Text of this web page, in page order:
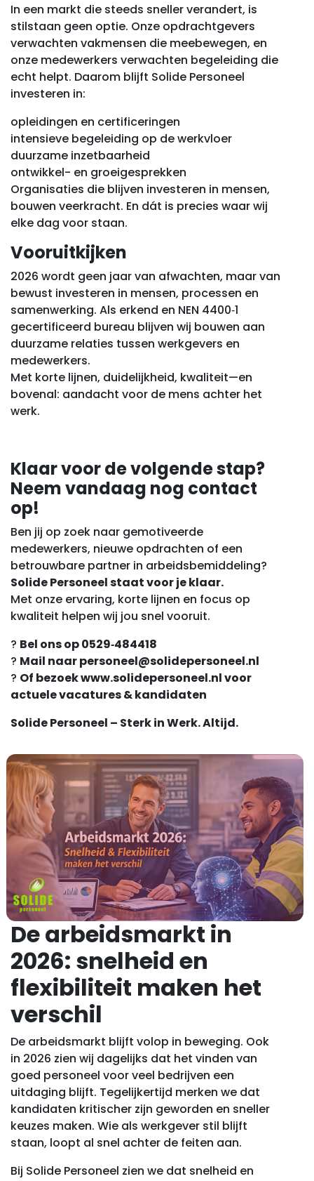
De arbeidsmarkt in
2026: snelheid en
flexibiliteit maken het
verschil
De arbeidsmarkt blijft volop in beweging. Ook
in 2026 zien wij dagelijks dat het vinden van
goed personeel voor veel bedrijven een
uitdaging blijft. Tegelijkertijd merken we dat
kandidaten kritischer zijn geworden en sneller
keuzes maken. Wie als werkgever stil blijft
staan, loopt al snel achter de feiten aan.
Bij Solide Personeel zien we dat snelheid en
In een markt die steeds sneller verandert, is
stilstaan geen optie. Onze opdrachtgevers
verwachten vakmensen die meebewegen, en
onze medewerkers verwachten begeleiding die
echt helpt. Daarom blijft Solide Personeel
investeren in:
opleidingen en certificeringen
intensieve begeleiding op de werkvloer
duurzame inzetbaarheid
ontwikkel- en groeigesprekken
Organisaties die blijven investeren in mensen,
bouwen veerkracht. En dát is precies waar wij
elke dag voor staan.
Vooruitkijken
2026 wordt geen jaar van afwachten, maar van
bewust investeren in mensen, processen en
samenwerking. Als erkend en NEN 4400‑1
gecertificeerd bureau blijven wij bouwen aan
duurzame relaties tussen werkgevers en
medewerkers.
Met korte lijnen, duidelijkheid, kwaliteit—en
bovenal: aandacht voor de mens achter het
werk.
Klaar voor de volgende stap?
Neem vandaag nog contact
op!
Ben jij op zoek naar gemotiveerde
medewerkers, nieuwe opdrachten of een
betrouwbare partner in arbeidsbemiddeling?
Solide Personeel staat voor je klaar.
Met onze ervaring, korte lijnen en focus op
kwaliteit helpen wij jou snel vooruit.
? Bel ons op 0529‑484418
? Mail naar personeel@solidepersoneel.nl
? Of bezoek www.solidepersoneel.nl voor
actuele vacatures & kandidaten
Solide Personeel – Sterk in Werk. Altijd.